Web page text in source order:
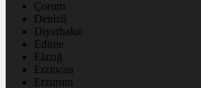
Çorum
Denizli
Diyarbakır
Edirne
Elazığ
Erzincan
Erzurum